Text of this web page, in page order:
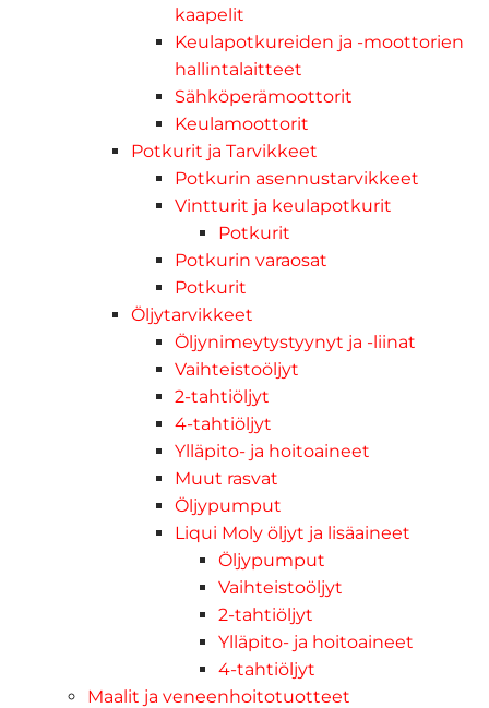
kaapelit
Keulapotkureiden ja -moottorien
hallintalaitteet
Sähköperämoottorit
Keulamoottorit
Potkurit ja Tarvikkeet
Potkurin asennustarvikkeet
Vintturit ja keulapotkurit
Potkurit
Potkurin varaosat
Potkurit
Öljytarvikkeet
Öljynimeytystyynyt ja -liinat
Vaihteistoöljyt
2-tahtiöljyt
4-tahtiöljyt
Ylläpito- ja hoitoaineet
Muut rasvat
Öljypumput
Liqui Moly öljyt ja lisäaineet
Öljypumput
Vaihteistoöljyt
2-tahtiöljyt
Ylläpito- ja hoitoaineet
4-tahtiöljyt
Maalit ja veneenhoitotuotteet